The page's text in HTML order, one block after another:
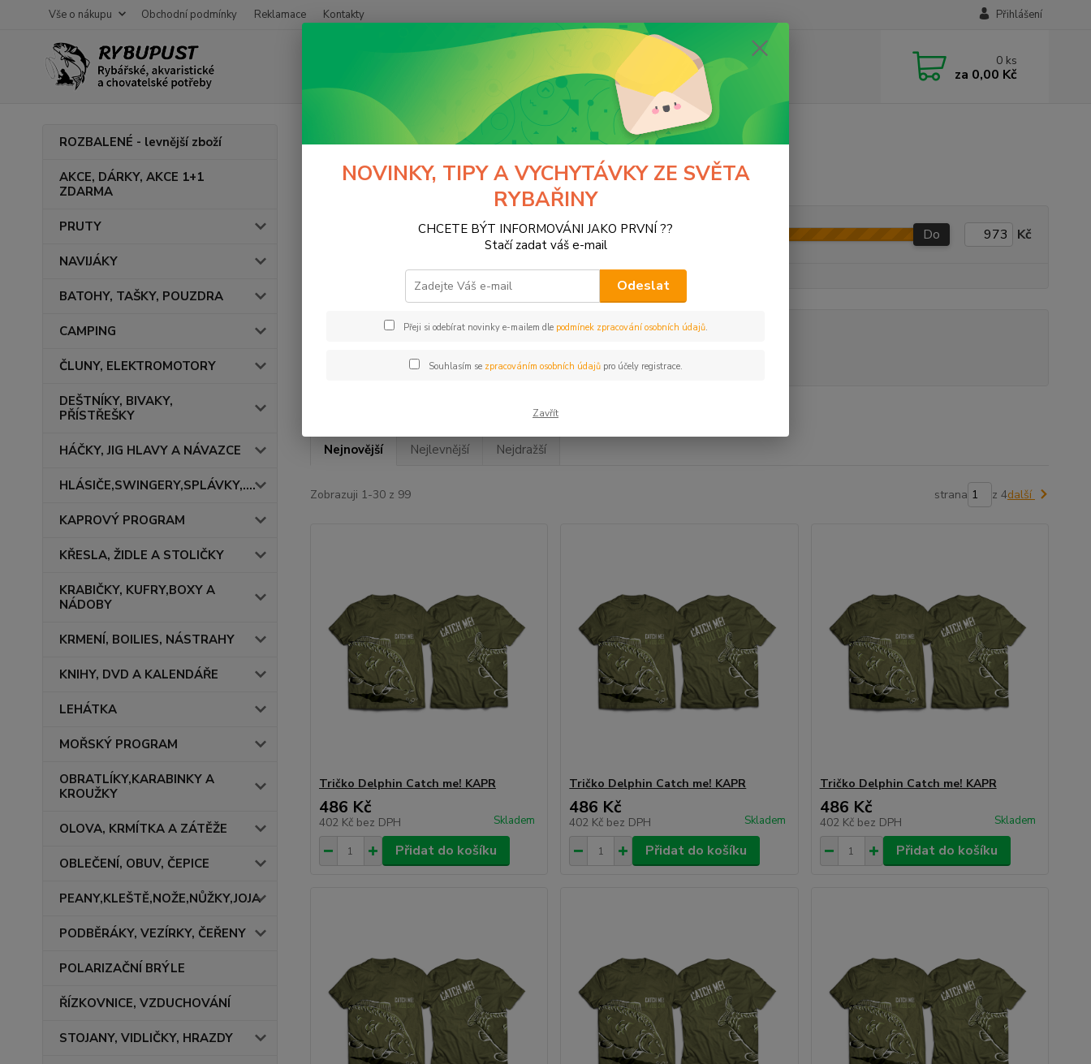
Vše o nákupu Obchodní podmínky Reklamace Kontakty Přihlášení
0 ks
za 0,00 Kč
ROZBALENÉ - levnější zboží
AKCE, DÁRKY, AKCE 1+1
ZDARMA
PRUTY
NAVIJÁKY
BATOHY, TAŠKY, POUZDRA
CAMPING
ČLUNY, ELEKTROMOTORY
DEŠTNÍKY, BIVAKY,
PŘÍSTŘEŠKY
HÁČKY, JIG HLAVY A NÁVAZCE
HLÁSIČE,SWINGERY,SPLÁVKY,....
KAPROVÝ PROGRAM
KŘESLA, ŽIDLE A STOLIČKY
KRABIČKY, KUFRY,BOXY A
NÁDOBY
KRMENÍ, BOILIES, NÁSTRAHY
KNIHY, DVD A KALENDÁŘE
LEHÁTKA
MOŘSKÝ PROGRAM
OBRATLÍKY,KARABINKY A
KROUŽKY
OLOVA, KRMÍTKA A ZÁTĚŽE
OBLEČENÍ, OBUV, ČEPICE
PEANY,KLEŠTĚ,NOŽE,NŮŽKY,JOJA
PODBĚRÁKY, VEZÍRKY, ČEŘENY
POLARIZAČNÍ BRÝLE
ŘÍZKOVNICE, VZDUCHOVÁNÍ
STOJANY, VIDLIČKY, HRAZDY
Oděv, obuv, brýle Trička a tílka
Trička a tílka
Kč Od Do Kč
(99)
Nejnovější Nejlevnější Nejdražší
Zobrazuji 1-30 z 99 strana z 4další
Tričko Delphin Catch me! KAPR
486 Kč
402 Kč bez DPH Skladem
Přidat do košíku
Tričko Delphin Catch me! KAPR
486 Kč
402 Kč bez DPH Skladem
Přidat do košíku
Tričko Delphin Catch me! KAPR
486 Kč
402 Kč bez DPH Skladem
Přidat do košíku
NOVINKY, TIPY A VYCHYTÁVKY ZE SVĚTA
RYBAŘINY
CHCETE BÝT INFORMOVÁNI JAKO PRVNÍ ??
Stačí zadat váš e-mail
Odeslat
Přeji si odebírat novinky e-mailem dle podmínek zpracování osobních údajů.
Souhlasím se zpracováním osobních údajůpro účely registrace.
Zavřít